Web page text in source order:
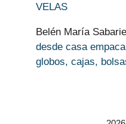
VELAS
Belén María
desde casa
globos, cajas,